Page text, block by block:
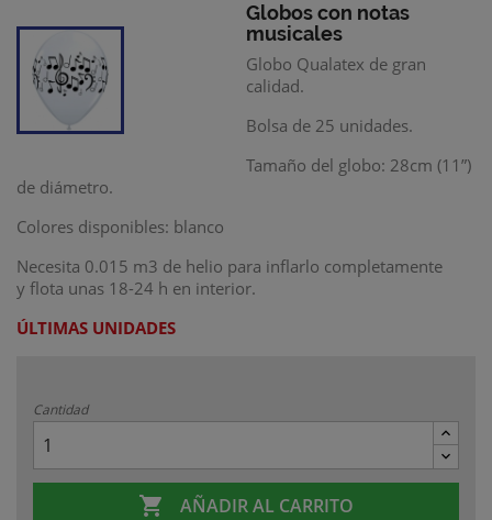
Globos con notas
musicales
Globo Qualatex de gran
calidad.
Bolsa de 25 unidades.
Tamaño del globo: 28cm (11”)
de diámetro.
Colores disponibles: blanco
Necesita 0.015 m3 de helio para inflarlo completamente
y flota unas 18-24 h en interior.
ÚLTIMAS UNIDADES
Cantidad
 AÑADIR AL CARRITO